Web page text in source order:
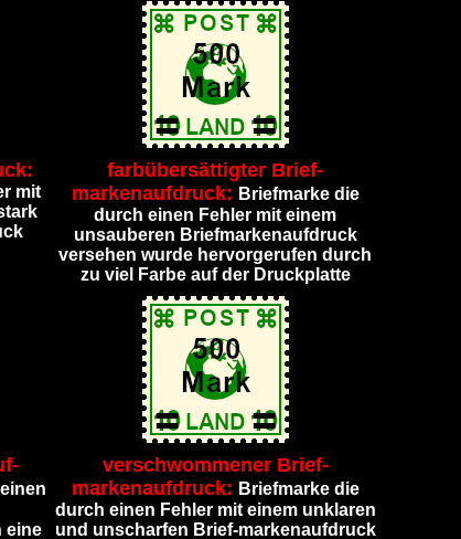
mit
farbübersättigter Brief-
markenaufdruck: Briefmarke die
durch einen Fehler mit einem
unsauberen Briefmarkenaufdruck
versehen wurde hervorgerufen durch
zu viel Farbe auf der Druckplatte
eine
verschwommener Brief-
markenaufdruck: Briefmarke die
durch einen Fehler mit einem unklaren
und unscharfen Brief-markenaufdruck